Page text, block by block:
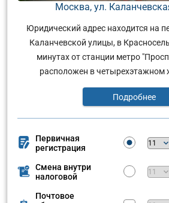
Москва, ул.
Юридический адрес находится на
Каланчевской улицы, в
минутах от станции метро
расположен в четырехэтажном
Подробнее
Первичная
регистрация
Смена внутри
налоговой
Почтовое